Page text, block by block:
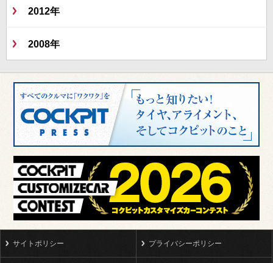
2012年
2008年
サイトポリシー プライバシーポリシー